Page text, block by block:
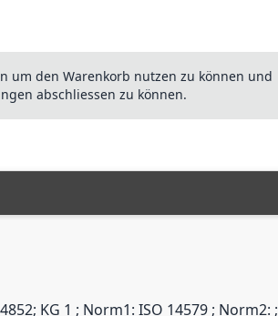
um den Warenkorb nutzen zu können und
abschliessen zu können.
KG 1 ; Norm1: ISO 14579 ;